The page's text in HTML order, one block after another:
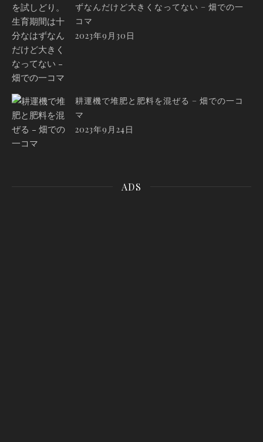
ずなんだけど大きくなってない – 畑での一
コマ
2023年9月30日
耕運機で堆肥と肥料を混ぜる – 畑での一コ
マ
2023年9月24日
ADS